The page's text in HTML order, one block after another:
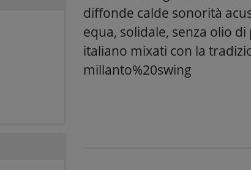
diffonde calde sonorità
equa, solidale, senza olio
italiano mixati con la
millanto%20swing